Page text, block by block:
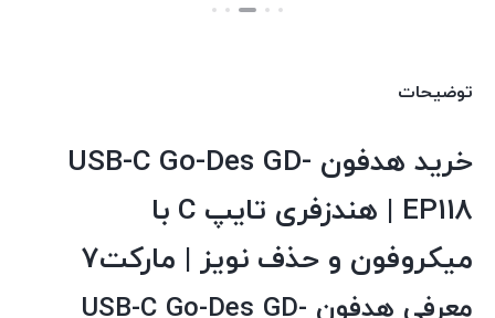
است.
توضیحات
خرید هدفون USB-C Go-Des GD-
EP118 | هندزفری تایپ C با
میکروفون و حذف نویز | مارکت7
معرفی هدفون USB-C Go-Des GD-